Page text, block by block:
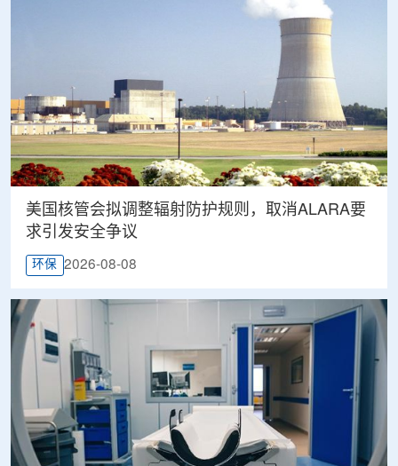
美国核管会拟调整辐射防护规则，取消ALARA要
求引发安全争议
环保 2026-08-08